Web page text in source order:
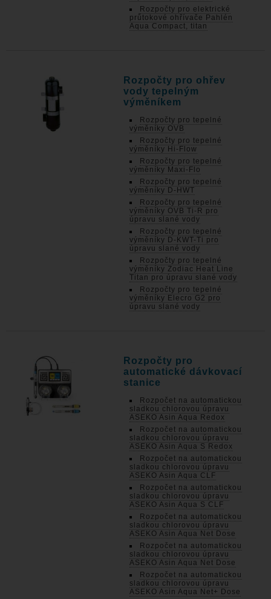
Rozpočty pro elektrické
průtokové ohřívače Pahlén
Aqua Compact, titan
Rozpočty pro ohřev
vody tepelným
výměníkem
Rozpočty pro tepelné
výměníky OVB
Rozpočty pro tepelné
výměníky Hi-Flow
Rozpočty pro tepelné
výměníky Maxi-Flo
Rozpočty pro tepelné
výměníky D-HWT
Rozpočty pro tepelné
výměníky OVB Ti-R pro
úpravu slané vody
Rozpočty pro tepelné
výměníky D-KWT-Ti pro
úpravu slané vody
Rozpočty pro tepelné
výměníky Zodiac Heat Line
Titan pro úpravu slané vody
Rozpočty pro tepelné
výměníky Elecro G2 pro
úpravu slané vody
Rozpočty pro
automatické dávkovací
stanice
Rozpočet na automatickou
sladkou chlorovou úpravu
ASEKO Asin Aqua Redox
Rozpočet na automatickou
sladkou chlorovou úpravu
ASEKO Asin Aqua S Redox
Rozpočet na automatickou
sladkou chlorovou úpravu
ASEKO Asin Aqua CLF
Rozpočet na automatickou
sladkou chlorovou úpravu
ASEKO Asin Aqua S CLF
Rozpočet na automatickou
sladkou chlorovou úpravu
ASEKO Asin Aqua Net Dose
Rozpočet na automatickou
sladkou chlorovou úpravu
ASEKO Asin Aqua Net Dose
Rozpočet na automatickou
sladkou chlorovou úpravu
ASEKO Asin Aqua Net+ Dose